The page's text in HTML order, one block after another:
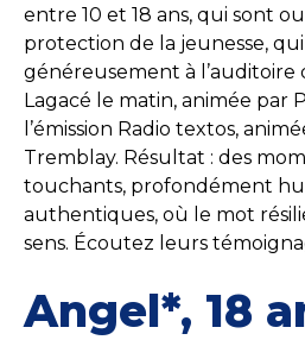
entre 10 et 18 ans, qui sont
protection de la jeunesse, qui
généreusement à l’auditoire
Lagacé le matin, animée par
l’émission Radio textos,
Tremblay. Résultat : des
touchants, profondément
authentiques, où le mot
sens. Écoutez leurs
Angel*, 18